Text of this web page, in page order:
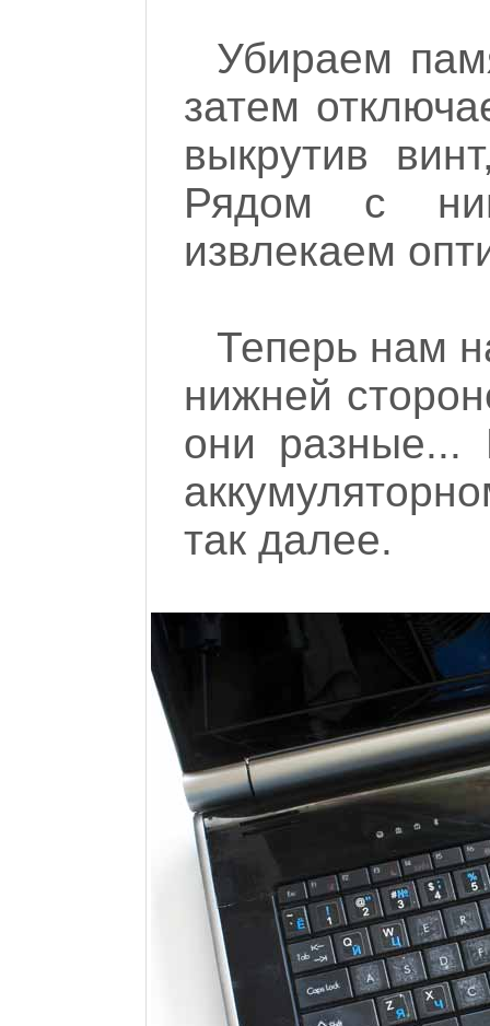
Убираем
затем
выкрутив
Рядом с
извлекаем
Теперь нам
нижней
они
так далее.